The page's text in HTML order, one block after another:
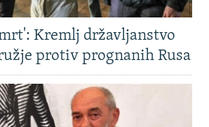
Kremlj državljanstvo
protiv prognanih Rusa